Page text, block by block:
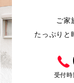
ご家
たっぷりと
受付